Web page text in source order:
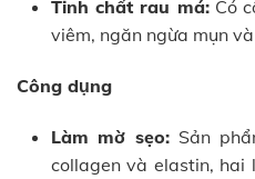
Tinh chất rau má:Có
viêm, ngăn ngừa mụn
Công dụng
Làm mờ sẹo: Sản
collagen và elastin, hai